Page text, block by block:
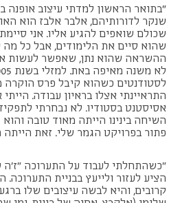
״בתואר הראשון למדתי עיצוב אופנה
שנקר לדורותיהם, אלבר אלבז הוא
שהוא סיים את הלימודים, אבל כל מה
ההשראה שהוא נתן, שאפשר לעשות
לסטודנטים כשהוא קיבל פרס הוקרה
התראיינתי אצלו בראיון עבודה.
אסיסטנט בסטודיו. לא נבחרתי
השיחה בינינו הייתה מאוד טובה
פתור בפרויקט הגמר שלי. זאת הייתה
"כשהתחלתי לעבוד על התערוכה "ז'ה
הציע לעזור ולייעץ בבניית התערוכה.
קרובים, והיא לבשה עיצובים שלו